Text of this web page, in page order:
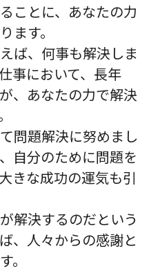
ことに、あなたの力
ます。
ば、何事も解決しま
事において、長年
、あなたの力で解決
問題解決に努めまし
自分のために問題を
きな成功の運気も引
解決するのだという
、人々からの感謝と
。